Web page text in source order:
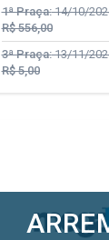
1ª Praça:14/10/
R$ 556,00
3ª Praça:13/11/
R$ 5,00